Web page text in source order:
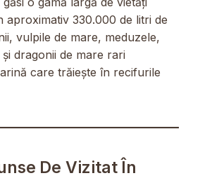
aproximativ 330.000 de litri de
vulpile de mare, meduzele,
dragonii de mare rari
care trăiește în recifurile
De Vizitat În